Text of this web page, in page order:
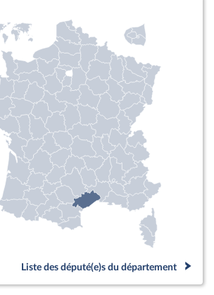
Liste des député(e)s du département